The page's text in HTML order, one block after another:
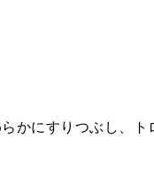
かにすりつぶし、ト